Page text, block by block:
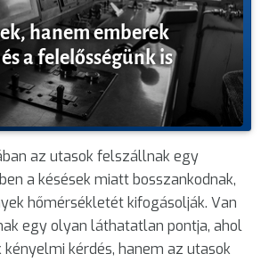
hanem emberek
a felelősségünk is
az utasok felszállnak egy
a késések miatt bosszankodnak,
hőmérsékletét kifogásolják. Van
egy olyan láthatatlan pontja, ahol
kényelmi kérdés, hanem az utasok